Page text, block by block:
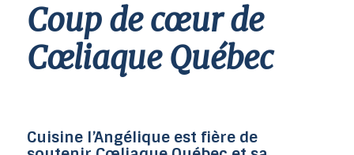
Coup de cœur de
Cœliaque Québec
Cuisine l’Angélique est fière de